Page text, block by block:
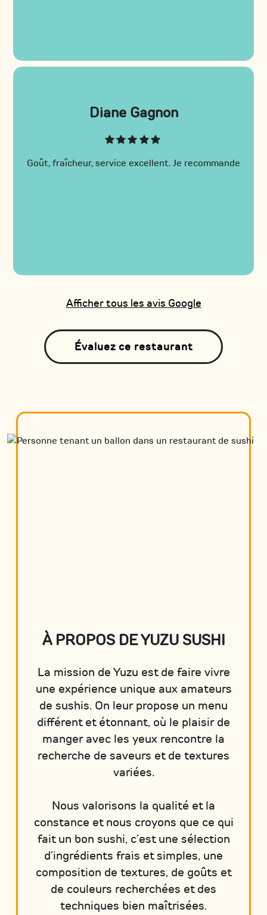
Diane Gagnon
Goût, fraîcheur, service excellent. Je recommande
Afficher tous les avis Google
Évaluez ce restaurant
À PROPOS DE YUZU SUSHI
La mission de Yuzu est de faire vivre
une expérience unique aux amateurs
de sushis. On leur propose un menu
différent et étonnant, où le plaisir de
manger avec les yeux rencontre la
recherche de saveurs et de textures
variées.
Nous valorisons la qualité et la
constance et nous croyons que ce qui
fait un bon sushi, c’est une sélection
d’ingrédients frais et simples, une
composition de textures, de goûts et
de couleurs recherchées et des
techniques bien maîtrisées.